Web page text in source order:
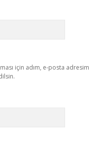
için adım, e-posta adresim